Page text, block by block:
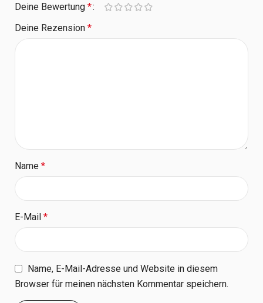
Deine Bewertung *
Deine Rezension *
Name *
E-Mail *
Name, E-Mail-Adresse und Website in diesem
Browser für meinen nächsten Kommentar speichern.